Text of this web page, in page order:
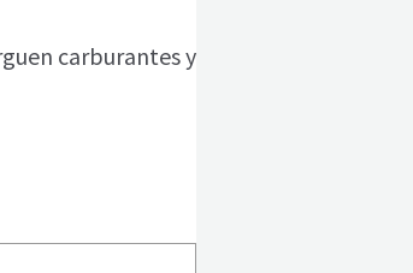
carburantes y